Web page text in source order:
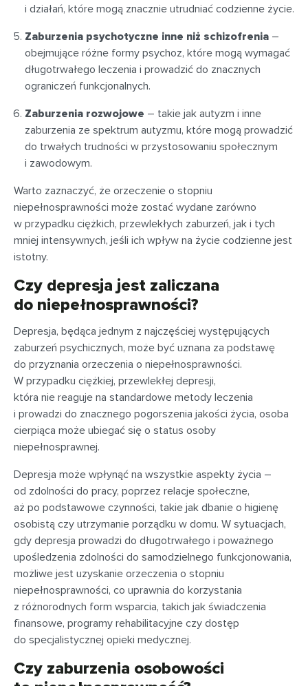
i działań, które mogą znacznie utrudniać codzienne życie.
Zaburzenia psychotyczne inne niż schizofrenia –
obejmujące różne formy psychoz, które mogą wymagać
długotrwałego leczenia i prowadzić do znacznych
ograniczeń funkcjonalnych.
Zaburzenia rozwojowe – takie jak autyzm i inne
zaburzenia ze spektrum autyzmu, które mogą prowadzić
do trwałych trudności w przystosowaniu społecznym
i zawodowym.
Warto zaznaczyć, że orzeczenie o stopniu
niepełnosprawności może zostać wydane zarówno
w przypadku ciężkich, przewlekłych zaburzeń, jak i tych
mniej intensywnych, jeśli ich wpływ na życie codzienne jest
istotny.
Czy depresja jest zaliczana
do niepełnosprawności?
Depresja, będąca jednym z najczęściej występujących
zaburzeń psychicznych, może być uznana za podstawę
do przyznania orzeczenia o niepełnosprawności.
W przypadku ciężkiej, przewlekłej depresji,
która nie reaguje na standardowe metody leczenia
i prowadzi do znacznego pogorszenia jakości życia, osoba
cierpiąca może ubiegać się o status osoby
niepełnosprawnej.
Depresja może wpłynąć na wszystkie aspekty życia –
od zdolności do pracy, poprzez relacje społeczne,
aż po podstawowe czynności, takie jak dbanie o higienę
osobistą czy utrzymanie porządku w domu. W sytuacjach,
gdy depresja prowadzi do długotrwałego i poważnego
upośledzenia zdolności do samodzielnego funkcjonowania,
możliwe jest uzyskanie orzeczenia o stopniu
niepełnosprawności, co uprawnia do korzystania
z różnorodnych form wsparcia, takich jak świadczenia
finansowe, programy rehabilitacyjne czy dostęp
do specjalistycznej opieki medycznej.
Czy zaburzenia osobowości